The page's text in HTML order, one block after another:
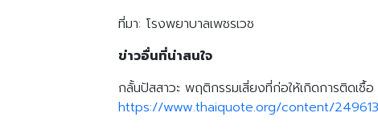
ที่มา: โรงพยาบาลเพชรเวช
ข่าวอื่นที่น่าสนใจ
กลั้นปัสสาวะ พฤติกรรมเสี่ยงที่ก่อให้เกิดการติดเชื้อ
https://www.thaiquote.org/content/249613